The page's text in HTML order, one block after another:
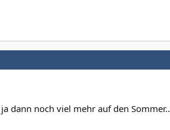
dann noch viel mehr auf den Sommer..